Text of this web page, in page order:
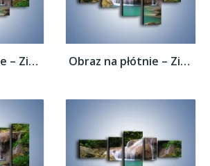
Obraz na płótnie – Zieleń woda i ryby –... Obraz na płótnie – Zieleń woda i ryby –...